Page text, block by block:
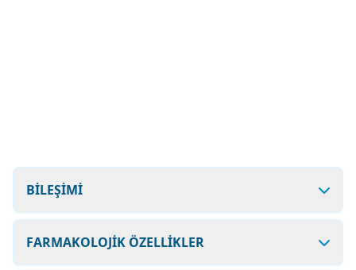
BİLEŞİMİ
FARMAKOLOJİK ÖZELLİKLER